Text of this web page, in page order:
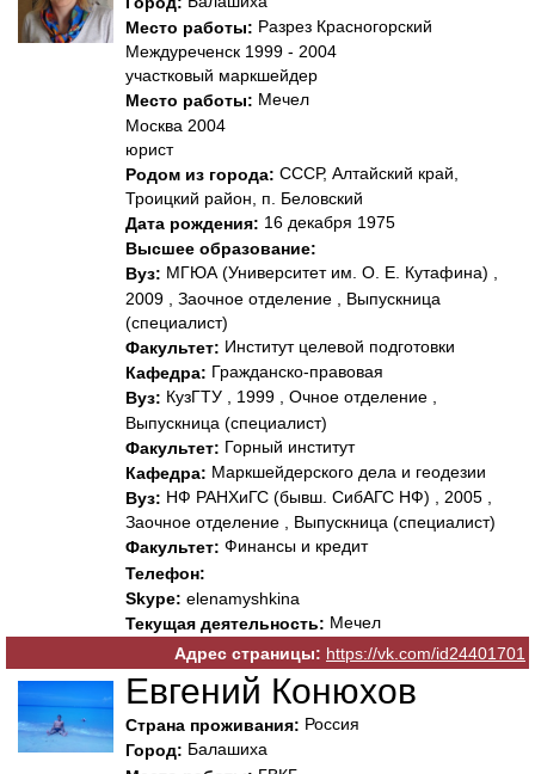
Место работы: Разрез Красногорский
Междуреченск 1999 - 2004
участковый маркшейдер
Место работы: Мечел
Москва 2004
юрист
Родом из города: СССР, Алтайский край,
Троицкий район, п. Беловский
Дата рождения: 16 декабря 1975
Высшее образование:
Вуз: МГЮА (Университет им. О. Е. Кутафина) ,
2009 , Заочное отделение , Выпускница
(специалист)
Факультет: Институт целевой подготовки
Кафедра: Гражданско-правовая
Вуз: КузГТУ , 1999 , Очное отделение ,
Выпускница (специалист)
Факультет: Горный институт
Кафедра: Маркшейдерского дела и геодезии
Вуз: НФ РАНХиГС (бывш. СибАГС НФ) , 2005 ,
Заочное отделение , Выпускница (специалист)
Факультет: Финансы и кредит
Телефон:
Skype: elenamyshkina
Текущая деятельность: Мечел
Адрес страницы: https://vk.com/id24401701
Евгений Конюхов
Страна проживания: Россия
Город: Балашиха